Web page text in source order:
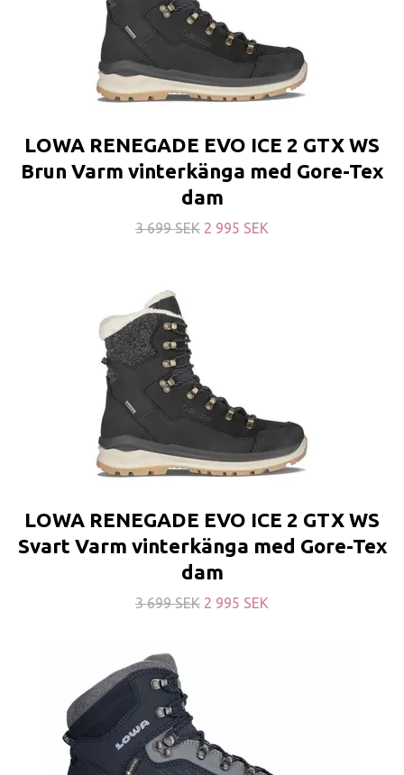
LOWA RENEGADE EVO ICE 2 GTX WS
Brun Varm vinterkänga med Gore-Tex
dam
3 699 SEK 2 995 SEK
LOWA RENEGADE EVO ICE 2 GTX WS
Svart Varm vinterkänga med Gore-Tex
dam
3 699 SEK 2 995 SEK